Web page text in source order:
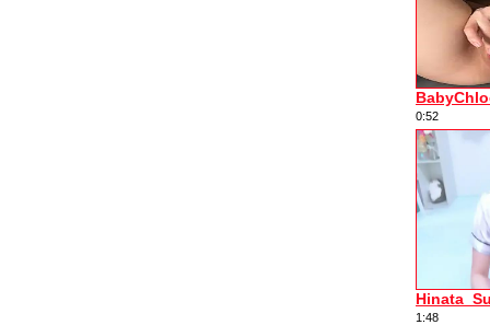
0:52
1:48